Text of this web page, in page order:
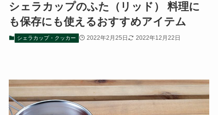
シェラカップのふた（リッド） 料理に
も保存にも使えるおすすめアイテム
シェラカップ・クッカー 2022年2月25日 2022年12月22日